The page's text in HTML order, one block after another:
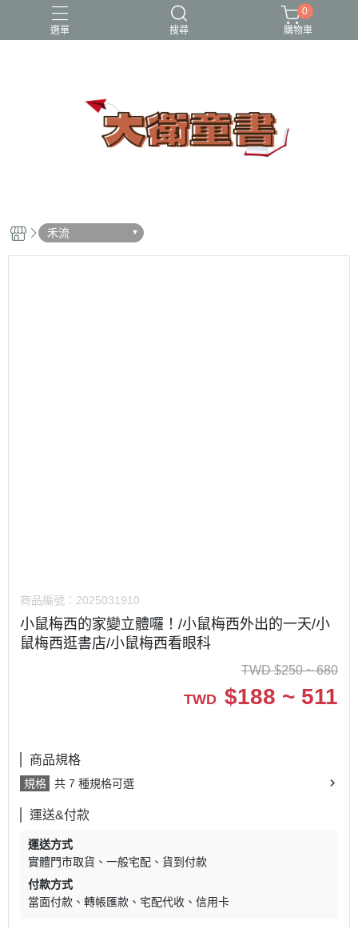
選單 搜尋
小牛頓科學讚 百科
0
購物車
禾流
商品編號： 2025031910
小鼠梅西的家變立體囉！/小鼠梅西外出的一天/小
鼠梅西逛書店/小鼠梅西看眼科
TWD $250 ~ 680
TWD $188 ~ 511
商品規格
規格 共 7 種規格可選
運送&付款
運送方式
實體門市取貨
一般宅配
貨到付款
付款方式
當面付款
轉帳匯款 宅配代收 信用卡